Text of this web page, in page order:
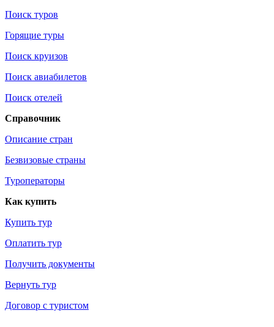
Поиск туров
Горящие туры
Поиск круизов
Поиск авиабилетов
Поиск отелей
Справочник
Описание стран
Безвизовые страны
Туроператоры
Как купить
Купить тур
Оплатить тур
Получить документы
Вернуть тур
Договор с туристом